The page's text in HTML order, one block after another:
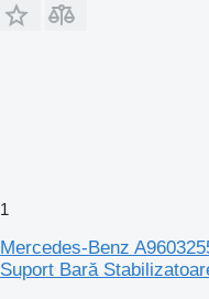
1
Mercedes-Benz
Suport Bară